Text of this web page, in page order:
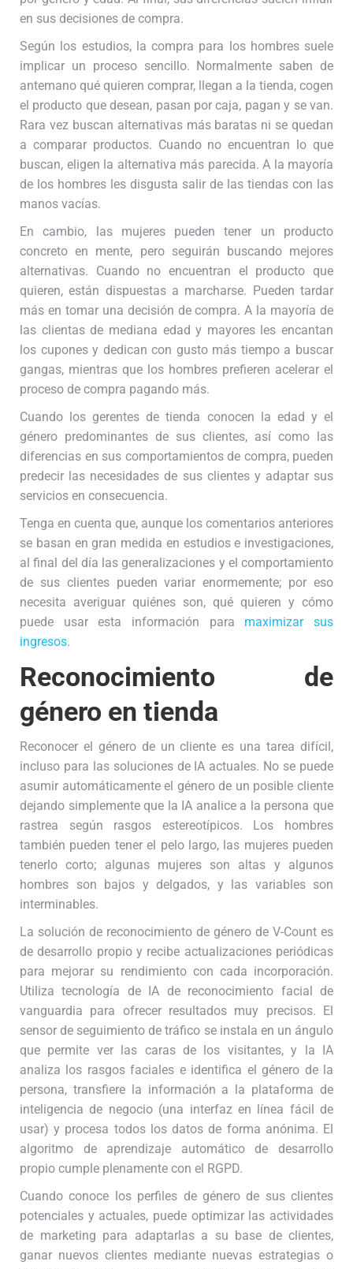
en sus decisiones de compra.
Según los estudios, la compra para los hombres suele
implicar un proceso sencillo. Normalmente saben de
antemano qué quieren comprar, llegan a la tienda, cogen
el producto que desean, pasan por caja, pagan y se van.
Rara vez buscan alternativas más baratas ni se quedan
a comparar productos. Cuando no encuentran lo que
buscan, eligen la alternativa más parecida. A la mayoría
de los hombres les disgusta salir de las tiendas con las
manos vacías.
En cambio, las mujeres pueden tener un producto
concreto en mente, pero seguirán buscando mejores
alternativas. Cuando no encuentran el producto que
quieren, están dispuestas a marcharse. Pueden tardar
más en tomar una decisión de compra. A la mayoría de
las clientas de mediana edad y mayores les encantan
los cupones y dedican con gusto más tiempo a buscar
gangas, mientras que los hombres prefieren acelerar el
proceso de compra pagando más.
Cuando los gerentes de tienda conocen la edad y el
género predominantes de sus clientes, así como las
diferencias en sus comportamientos de compra, pueden
predecir las necesidades de sus clientes y adaptar sus
servicios en consecuencia.
Tenga en cuenta que, aunque los comentarios anteriores
se basan en gran medida en estudios e investigaciones,
al final del día las generalizaciones y el comportamiento
de sus clientes pueden variar enormemente; por eso
necesita averiguar quiénes son, qué quieren y cómo
puede usar esta información para maximizar sus
ingresos.
Reconocimiento de
género en tienda
Reconocer el género de un cliente es una tarea difícil,
incluso para las soluciones de IA actuales. No se puede
asumir automáticamente el género de un posible cliente
dejando simplemente que la IA analice a la persona que
rastrea según rasgos estereotípicos. Los hombres
también pueden tener el pelo largo, las mujeres pueden
tenerlo corto; algunas mujeres son altas y algunos
hombres son bajos y delgados, y las variables son
interminables.
La solución de reconocimiento de género de V-Count es
de desarrollo propio y recibe actualizaciones periódicas
para mejorar su rendimiento con cada incorporación.
Utiliza tecnología de IA de reconocimiento facial de
vanguardia para ofrecer resultados muy precisos. El
sensor de seguimiento de tráfico se instala en un ángulo
que permite ver las caras de los visitantes, y la IA
analiza los rasgos faciales e identifica el género de la
persona, transfiere la información a la plataforma de
inteligencia de negocio (una interfaz en línea fácil de
usar) y procesa todos los datos de forma anónima. El
algoritmo de aprendizaje automático de desarrollo
propio cumple plenamente con el RGPD.
Cuando conoce los perfiles de género de sus clientes
potenciales y actuales, puede optimizar las actividades
de marketing para adaptarlas a su base de clientes,
ganar nuevos clientes mediante nuevas estrategias o